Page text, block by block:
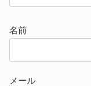
名前
メール